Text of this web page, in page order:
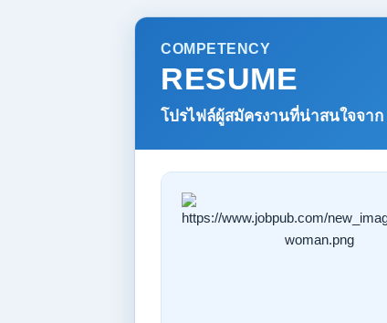
COMPETENCY
RESUME
โปรไฟล์ผู้สมัครงานที่น่าสนใจจาก